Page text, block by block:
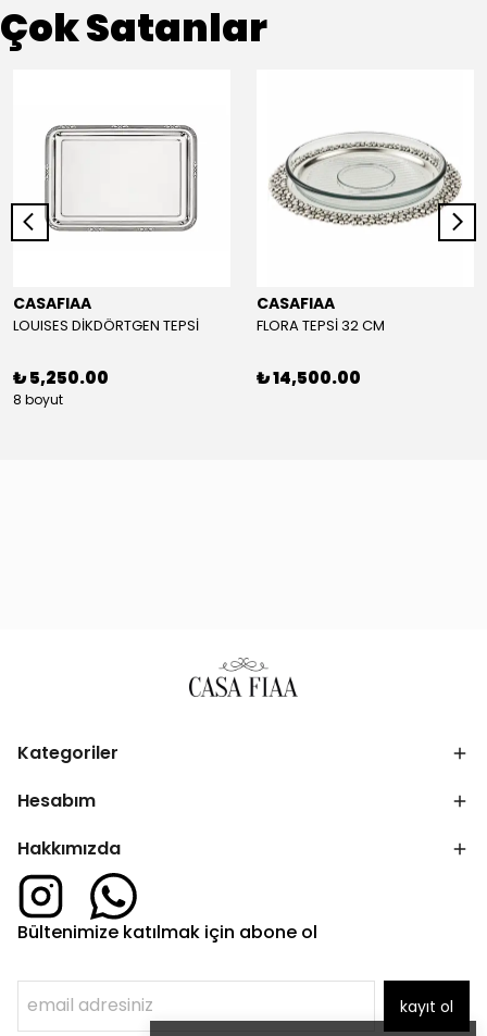
Çok Satanlar
CASAFIAA
LOUISES DİKDÖRTGEN TEPSİ
₺ 5,250.00
8 boyut
CASAFIAA
FLORA TEPSİ 32 CM
₺ 14,500.00
Kategoriler
Hesabım
Hakkımızda
Bültenimize katılmak için abone ol
kayıt ol